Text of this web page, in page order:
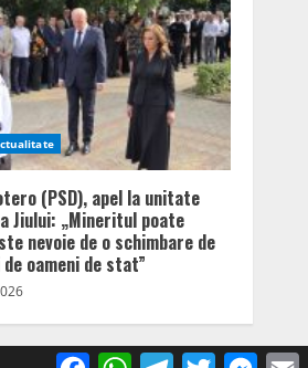
(PSD), apel la unitate
Jiului: „Mineritul poate
nevoie de o schimbare de
oameni de stat”
FacebookWhatsAppTelegram
Twitter